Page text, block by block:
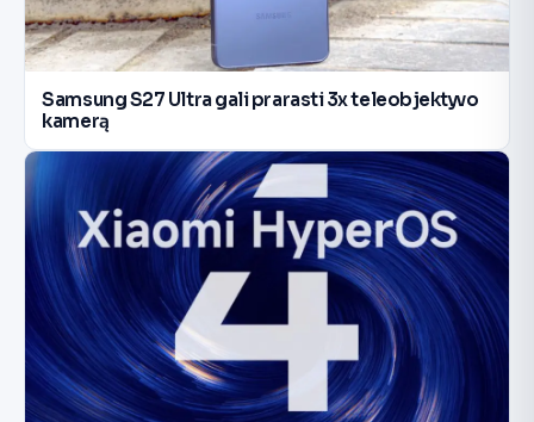
Samsung S27 Ultra gali prarasti 3x teleobjektyvo
kamerą